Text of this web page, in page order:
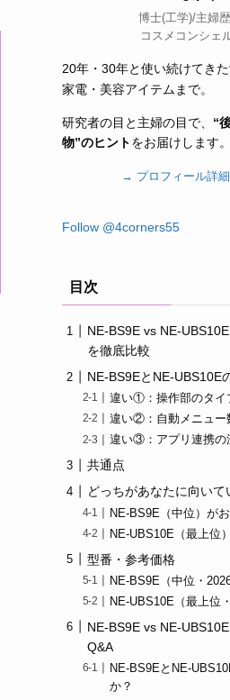
博士(工学)/主婦
コスメコンシェ
20年・30年と使い続けてき
家電・美容アイテムまで。
研究者の目と主婦の目で、 “
物”のヒントをお届けします。
→ プロフィール詳
Follow @4corners55
目次
NE-BS9E vs NE-
を徹底比較
NE-BS9EとNE-UBS10E
違い①：操作部のタイ
違い②：自動メニュー
違い③：アプリ連携の
共通点
どっちがあなたに向いて
NE-BS9E（中位）が
NE-UBS10E（最上位
型番・参考価格
NE-BS9E（中位・
NE-UBS10E（最上位
NE-BS9E vs NE-
Q&A
NE-BS9EとNE-
か？